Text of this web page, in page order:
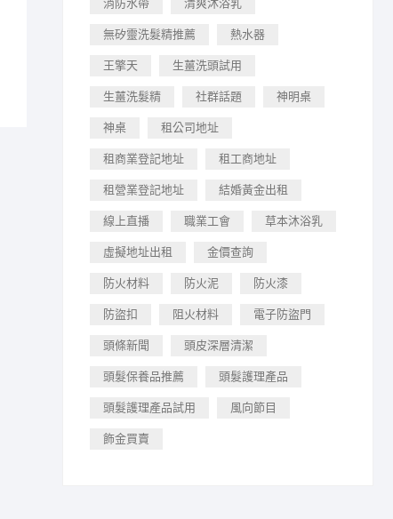
消防水帶 清爽沐浴乳
無矽靈洗髮精推薦 熱水器
王擎天 生薑洗頭試用
生薑洗髮精 社群話題 神明桌
神桌 租公司地址
租商業登記地址 租工商地址
租營業登記地址 結婚黃金出租
線上直播 職業工會 草本沐浴乳
虛擬地址出租 金價查詢
防火材料 防火泥 防火漆
防盜扣 阻火材料 電子防盜門
頭條新聞 頭皮深層清潔
頭髮保養品推薦 頭髮護理產品
頭髮護理產品試用 風向節目
飾金買賣